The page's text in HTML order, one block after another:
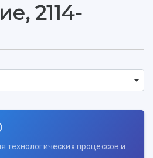
2114-
технологических процессов и